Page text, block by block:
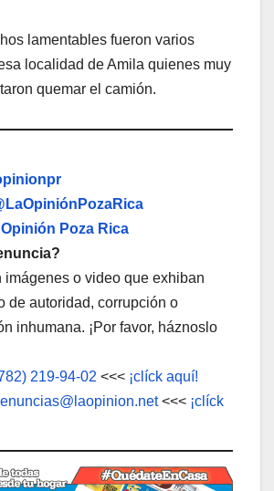
lamentables fueron varios
localidad de Amila quienes muy
quemar el camión.
Opinión Poza Rica
imágenes o video que exhiban
de autoridad, corrupción o
inhumana. ¡Por favor, háznoslo
219-94-02 <<< ¡clíck aquí!
<<< ¡clíck